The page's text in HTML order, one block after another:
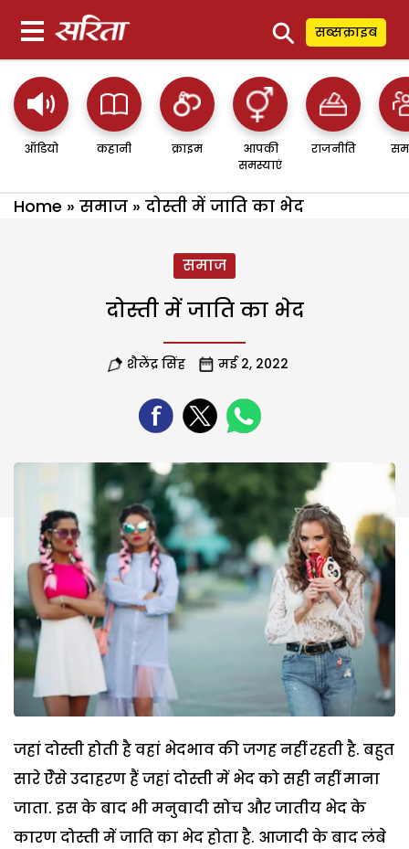
⚲ सब्सक्राइब
ऑडियो कहानी क्राइम
आपकी
समस्याएं
राजनीति
Home » समाज » दोस्ती में जाति का भेद
समाज
दोस्ती में जाति का भेद
शैलेंद्र सिंह मई 2, 2022
जहां दोस्ती होती है वहां भेदभाव की जगह नहीं रहती है. बहुत
सारे ऐेसे उदाहरण हैं जहां दोस्ती में भेद को सही नहीं माना
जाता. इस के बाद भी मनुवादी सोच और जातीय भेद के
कारण दोस्ती में जाति का भेद होता है. आजादी के बाद लंबे